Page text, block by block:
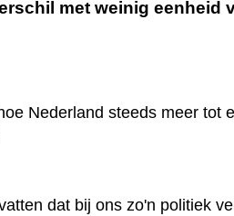
met weinig eenheid
Nederland steeds meer
dat bij ons zo'n politiek